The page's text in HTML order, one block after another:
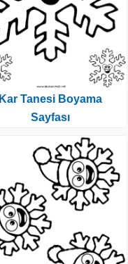
Kar Tanesi Boyama
Sayfası